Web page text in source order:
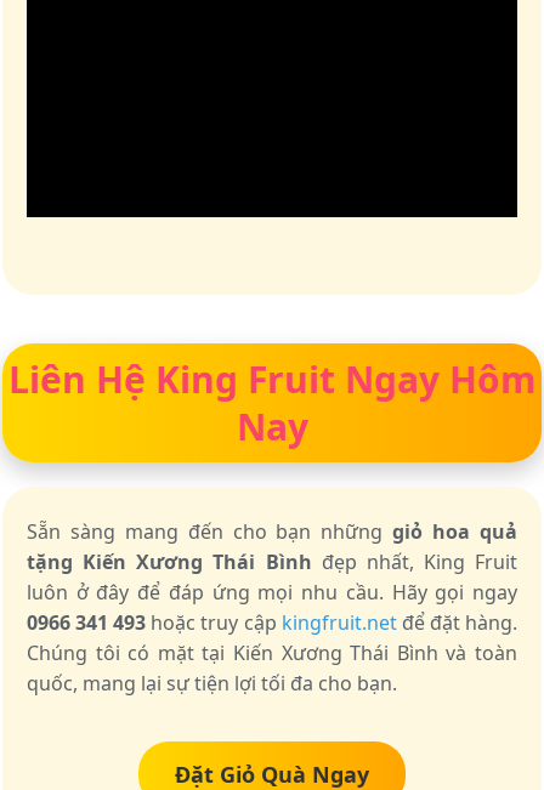
Liên Hệ King Fruit Ngay Hôm
Nay
Sẵn sàng mang đến cho bạn nhữnggiỏ hoa quả
tặng Kiến Xương Thái Bình đẹp nhất, King Fruit
luôn ở đây để đáp ứng mọi nhu cầu. Hãy gọi ngay
0966 341 493 hoặc truy cập kingfruit.netđể đặt hàng.
Chúng tôi có mặt tại Kiến Xương Thái Bình và toàn
quốc, mang lại sự tiện lợi tối đa cho bạn.
Đặt Giỏ Quà Ngay